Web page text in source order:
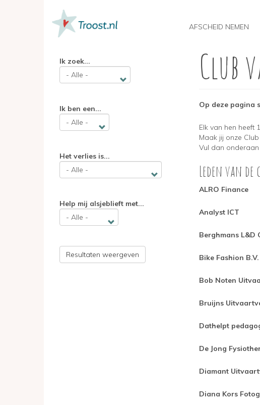
MAIN
NAVIGATION
AFSCHEID NEMEN
Ik zoek...
Ik ben een...
Het verlies is...
Help mij alsjeblieft met...
Resultaten weergeven
Club
Op deze pagina
Elk van hen heeft
Maak jij onze
Vul dan
Leden van
ALRO Finance
Analyst ICT
Berghmans L&D
Bike Fashion B.V.
Bob Noten
Bruijns
Dathelpt
De Jong
Diamant
Diana Kors